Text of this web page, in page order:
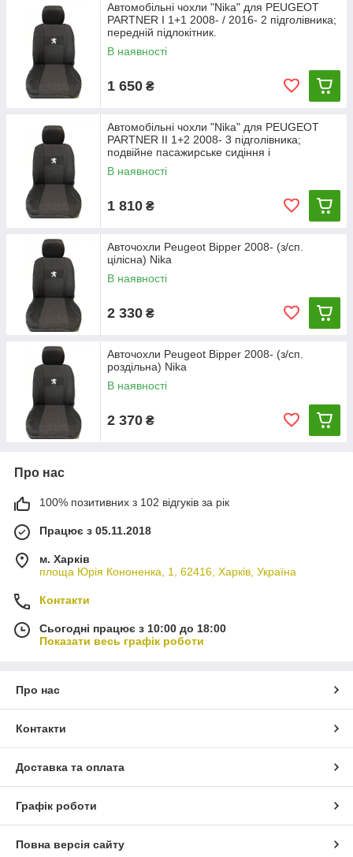
Автомобільні чохли "Nika" для PEUGEOT
PARTNER I 1+1 2008- / 2016- 2 підголівника;
передній підлокітник.
В наявності
1 650 ₴
Автомобільні чохли "Nika" для PEUGEOT
PARTNER II 1+2 2008- 3 підголівника;
подвійне пасажирське сидіння і
В наявності
1 810 ₴
Авточохли Peugeot Bipper 2008- (з/сп.
цілісна) Nika
В наявності
2 330 ₴
Авточохли Peugeot Bipper 2008- (з/сп.
роздільна) Nika
В наявності
2 370 ₴
Про нас
100% позитивних з 102 відгуків за рік
Працює з 05.11.2018
м. Харків
площа Юрія Кононенка, 1, 62416, Харків, Україна
Контакти
Сьогодні працює з 10:00 до 18:00
Показати весь графік роботи
Про нас
Контакти
Доставка та оплата
Графік роботи
Повна версія сайту